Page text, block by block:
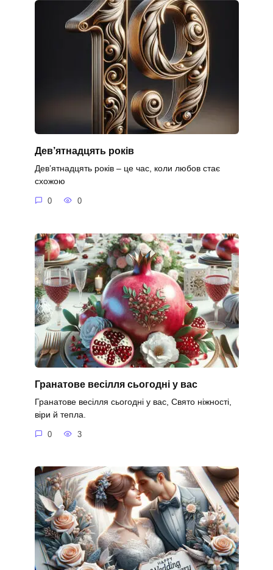
Дев’ятнадцять років
Дев’ятнадцять років – це час, коли любов стає
схожою
0 0
Гранатове весілля сьогодні у вас
Гранатове весілля сьогодні у вас, Свято ніжності,
віри й тепла.
0 3